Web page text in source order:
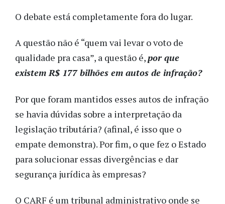
O debate está completamente fora do lugar.
A questão não é “quem vai levar o voto de
qualidade pra casa”, a questão é,por que
existem R$ 177 bilhões em autos de infração?
Por que foram mantidos esses autos de infração
se havia dúvidas sobre a interpretação da
legislação tributária? (afinal, é isso que o
empate demonstra). Por fim, o que fez o Estado
para solucionar essas divergências e dar
segurança jurídica às empresas?
O CARF é um tribunal administrativo onde se